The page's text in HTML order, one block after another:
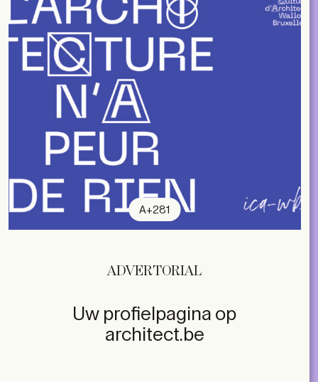
A+281
ADVERTORIAL
Uw profielpagina op
architect.be